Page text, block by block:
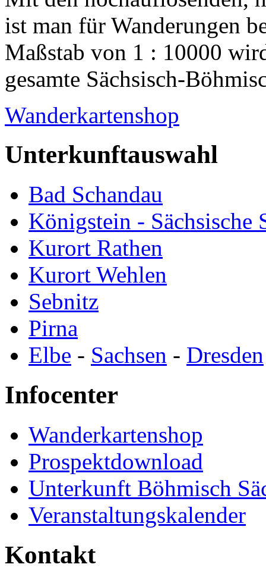
ist man für Wanderungen
Maßstab von 1 : 10000
gesamte Sächsisch-
Wanderkartenshop
Unterkunftauswahl
Bad Schandau
Königstein - Sächsische
Kurort Rathen
Kurort Wehlen
Sebnitz
Pirna
Elbe - Sachsen - Dresden
Infocenter
Wanderkartenshop
Prospektdownload
Unterkunft Böhmisch
Veranstaltungskalender
Kontakt